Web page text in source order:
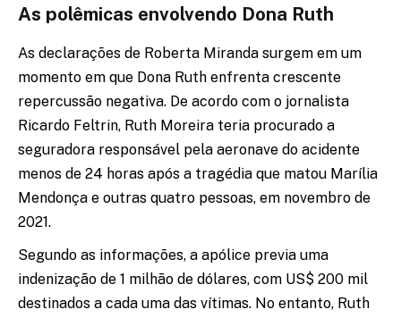
As polêmicas envolvendo Dona Ruth
As declarações de Roberta Miranda surgem em um
momento em que Dona Ruth enfrenta crescente
repercussão negativa. De acordo com o jornalista
Ricardo Feltrin, Ruth Moreira teria procurado a
seguradora responsável pela aeronave do acidente
menos de 24 horas após a tragédia que matou Marília
Mendonça e outras quatro pessoas, em novembro de
2021.
Segundo as informações, a apólice previa uma
indenização de 1 milhão de dólares, com US$ 200 mil
destinados a cada uma das vítimas. No entanto, Ruth